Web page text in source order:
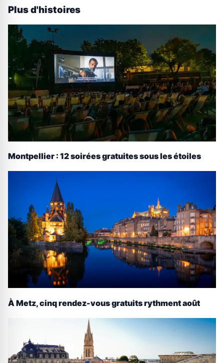
Plus d'histoires
Montpellier : 12 soirées gratuites sous les étoiles
À Metz, cinq rendez-vous gratuits rythment août